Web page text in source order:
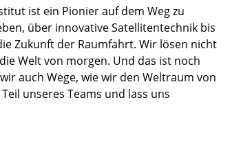
ist ein Pionier auf dem Weg zu
über innovative Satellitentechnik bis
Zukunft der Raumfahrt. Wir lösen nicht
Welt von morgen. Und das ist noch
auch Wege, wie wir den Weltraum von
unseres Teams und lass uns